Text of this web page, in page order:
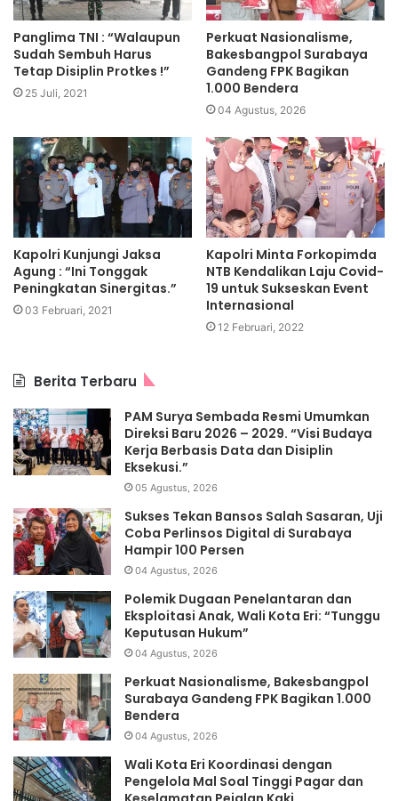
Panglima TNI : “Walaupun
Sudah Sembuh Harus
Tetap Disiplin Protkes !”
25 Juli, 2021
Perkuat Nasionalisme,
Bakesbangpol Surabaya
Gandeng FPK Bagikan
1.000 Bendera
04 Agustus, 2026
Kapolri Kunjungi Jaksa
Agung : “Ini Tonggak
Peningkatan Sinergitas.”
03 Februari, 2021
Kapolri Minta Forkopimda
NTB Kendalikan Laju Covid-
19 untuk Sukseskan Event
Internasional
12 Februari, 2022
Berita Terbaru
PAM Surya Sembada Resmi Umumkan
Direksi Baru 2026 – 2029. “Visi Budaya
Kerja Berbasis Data dan Disiplin
Eksekusi.”
05 Agustus, 2026
Sukses Tekan Bansos Salah Sasaran, Uji
Coba Perlinsos Digital di Surabaya
Hampir 100 Persen
04 Agustus, 2026
Polemik Dugaan Penelantaran dan
Eksploitasi Anak, Wali Kota Eri: “Tunggu
Keputusan Hukum”
04 Agustus, 2026
Perkuat Nasionalisme, Bakesbangpol
Surabaya Gandeng FPK Bagikan 1.000
Bendera
04 Agustus, 2026
Wali Kota Eri Koordinasi dengan
Pengelola Mal Soal Tinggi Pagar dan